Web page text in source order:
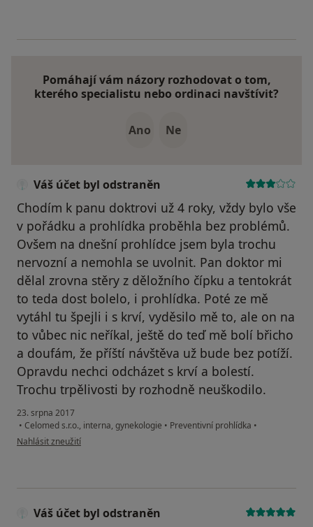
Pomáhají vám názory rozhodovat o tom,
kterého specialistu nebo ordinaci navštívit?
Ano Ne
Váš účet byl odstraněn
Chodím k panu doktrovi už 4 roky, vždy bylo vše
v pořádku a prohlídka proběhla bez problémů.
Ovšem na dnešní prohlídce jsem byla trochu
nervozní a nemohla se uvolnit. Pan doktor mi
dělal zrovna stěry z děložního čípku a tentokrát
to teda dost bolelo, i prohlídka. Poté ze mě
vytáhl tu špejli i s krví, vyděsilo mě to, ale on na
to vůbec nic neříkal, ještě do teď mě bolí břicho
a doufám, že příští návštěva už bude bez potíží.
Opravdu nechci odcházet s krví a bolestí.
Trochu trpělivosti by rozhodně neuškodilo.
23. srpna 2017
• Celomed s.r.o., interna, gynekologie • Preventivní prohlídka •
podle názoru uživatele Váš účet byl odstraněn
Nahlásit zneužití
Váš účet byl odstraněn